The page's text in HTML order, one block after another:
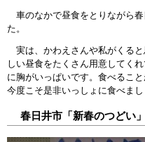
車のなかで昼食をとりながら
た。
実は、かわえさんや私がくる
しい昼食をたくさん用意してく
に胸がいっぱいです。食べるこ
今度こそ是非いっしょに食べまし
春日井市「新春のつどい」